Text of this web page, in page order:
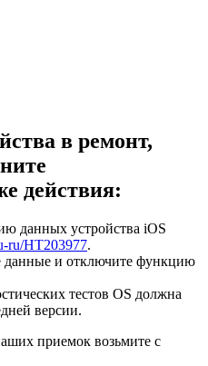
в ремонт,
действия:
данных устройства iOS
ru/HT203977.
данные и отключите функцию
тестов OS должна
версии.
приемок возьмите с